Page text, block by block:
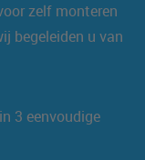
zelf monteren
begeleiden u van
3 eenvoudige